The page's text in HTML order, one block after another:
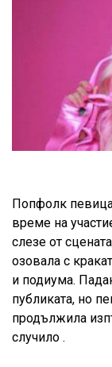
Попфолк
време на
слезе от
озовала с
и подиума.
публиката, но
продължила
случило .